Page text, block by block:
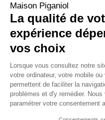
Maison Piganiol
La qualité de
expérience
vos choix
Lorsque vous consultez notre
votre ordinateur, votre mobile
permettent de faciliter la
problèmes et d'y remédier.
paramétrer votre consentement